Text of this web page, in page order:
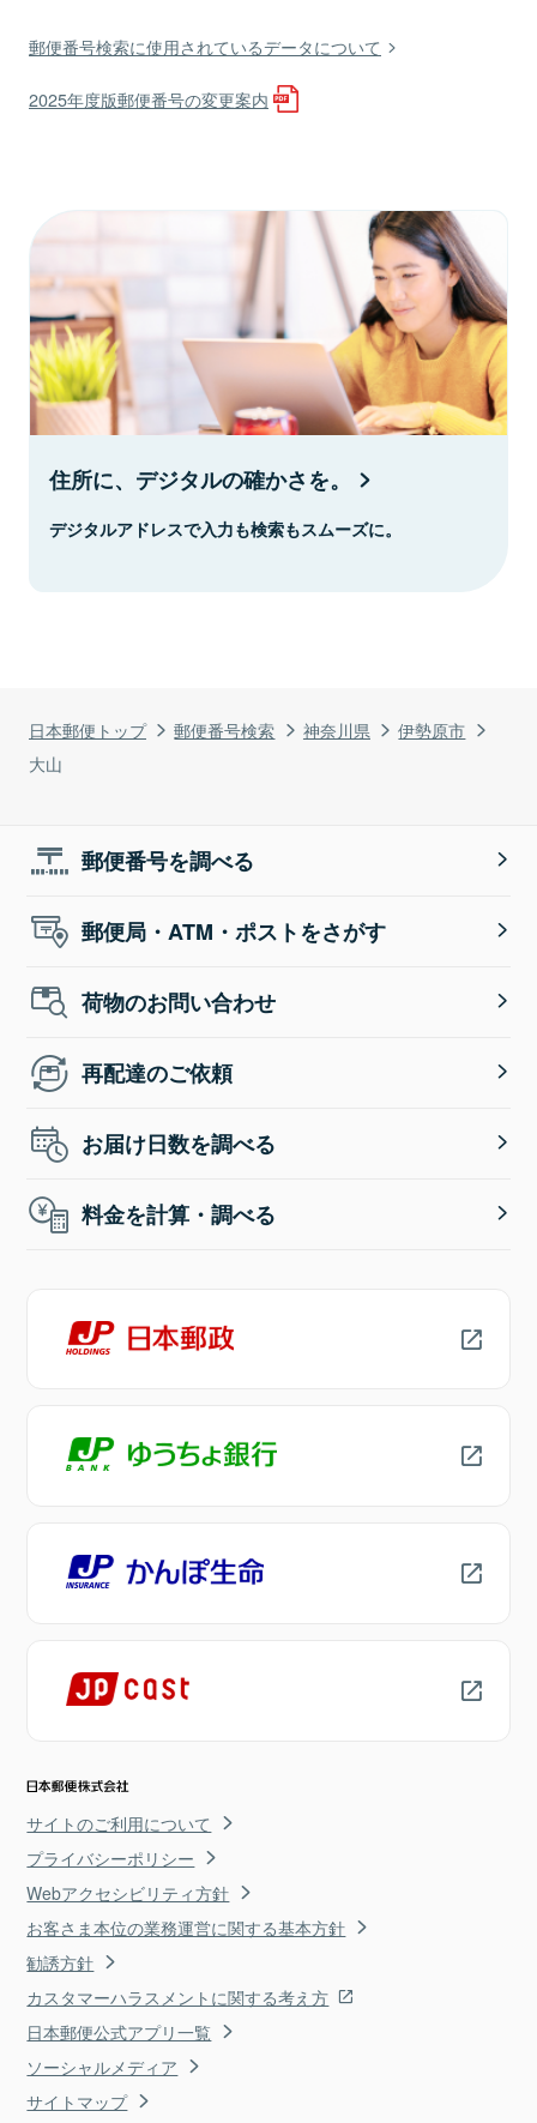
日本郵便トップ 郵便番号検索 神奈川県
伊勢原市
大山
郵便番号検索に使用されているデータについて
2025年度版郵便番号の変更案内
住所に、デジタルの確かさを。
デジタルアドレスで入力も検索もスムーズに。
郵便番号を調べる
郵便局・ATM・ポストをさがす
荷物のお問い合わせ
再配達のご依頼
お届け日数を調べる
料金を計算・調べる
サイトのご利用について
プライバシーポリシー
Webアクセシビリティ方針
お客さま本位の業務運営に関する基本方針
勧誘方針
カスタマーハラスメントに関する考え方
日本郵便公式アプリ一覧
ソーシャルメディア
サイトマップ